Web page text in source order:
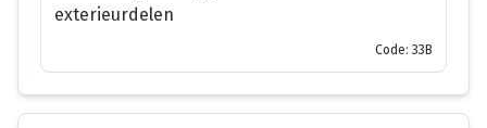
exterieurdelen
Code: 33B